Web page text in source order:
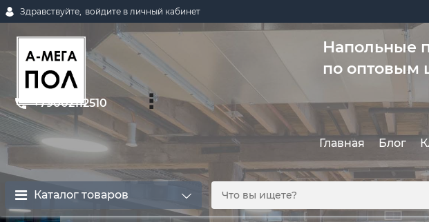
Здравствуйте, войдите в личный кабинет
Напольные
по оптовым
+79002112510
Главная Блог
Каталог товаров